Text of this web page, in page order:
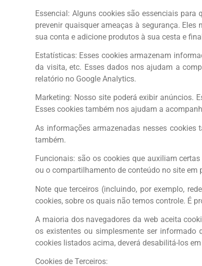
Essencial: Alguns cookies são essenciais
prevenir quaisquer ameaças à segurança.
sua conta e adicione produtos à sua cesta e
Estatísticas: Esses cookies armazenam
da visita, etc. Esses dados nos ajudam a
relatório no Google Analytics.
Marketing: Nosso site poderá exibir anúncios.
Esses cookies também nos ajudam a
As informações armazenadas nesses
também.
Funcionais: são os cookies que auxiliam
ou o compartilhamento de conteúdo no site
Note que terceiros (incluindo, por exemplo,
cookies, sobre os quais não temos controle. É
A maioria dos navegadores da web aceita
os existentes ou simplesmente ser
cookies listados acima, deverá desabilitá-los
Cookies de Terceiros: